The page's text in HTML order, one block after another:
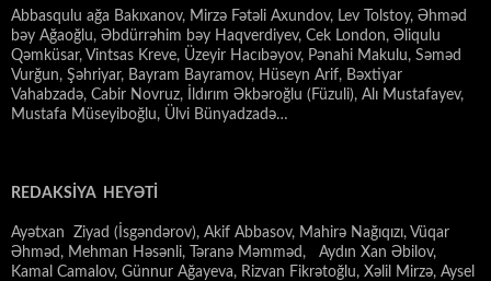
Abbasqulu ağa Bakıxanov, Mirzə Fətəli Axundov, Lev Tolstoy, Əhməd
bəy Ağaoğlu, Əbdürrəhim bəy Haqverdiyev, Cek London, Əliqulu
Qəmküsar, Vintsas Kreve, Üzeyir Hacıbəyov, Pənahi Makulu, Səməd
Vurğun, Şəhriyar, Bayram Bayramov, Hüseyn Arif, Bəxtiyar
Vahabzadə, Cabir Novruz, İldırım Əkbəroğlu (Füzuli), Alı Mustafayev,
Mustafa Müseyiboğlu, Ülvi Bünyadzadə…
REDAKSİYA HEYƏTİ
Ayətxan Ziyad (İsgəndərov), Akif Abbasov, Mahirə Nağıqızı, Vüqar
Əhməd, Mehman Həsənli, Təranə Məmməd, Aydın Xan Əbilov,
Kamal Camalov, Günnur Ağayeva, Rizvan Fikrətoğlu, Xəlil Mirzə, Aysel